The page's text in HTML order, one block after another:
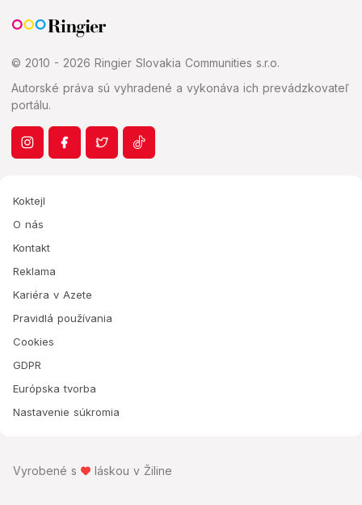
© 2010 - 2026 Ringier Slovakia Communities s.r.o.
Autorské práva sú vyhradené a vykonáva ich prevádzkovateľ
portálu.
Koktejl
O nás
Kontakt
Reklama
Kariéra v Azete
Pravidlá používania
Cookies
GDPR
Európska tvorba
Nastavenie súkromia
Vyrobené s láskou v Žiline